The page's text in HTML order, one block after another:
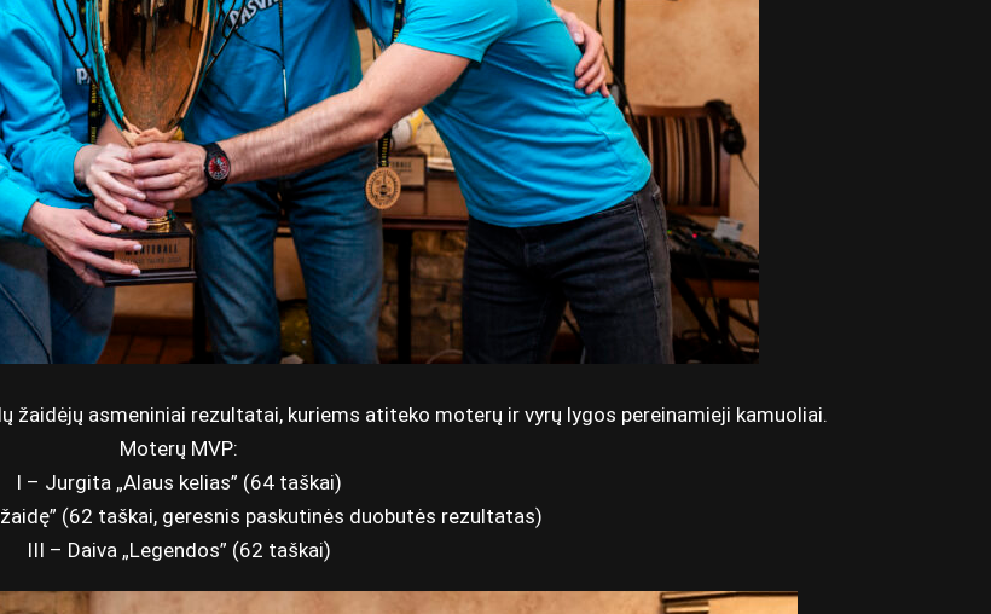
žaidėjų asmeniniai rezultatai, kuriems atiteko moterų ir vyrų lygos pereinamieji kamuoliai.
Moterų MVP:
I – Jurgita „Alaus kelias” (64 taškai)
(62 taškai, geresnis paskutinės duobutės rezultatas)
III – Daiva „Legendos” (62 taškai)